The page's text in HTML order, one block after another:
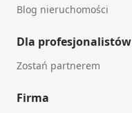
Blog nieruchomości
Dla profesjonalistów
Zostań partnerem
Firma